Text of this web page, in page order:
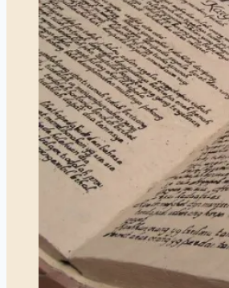
Menyalah